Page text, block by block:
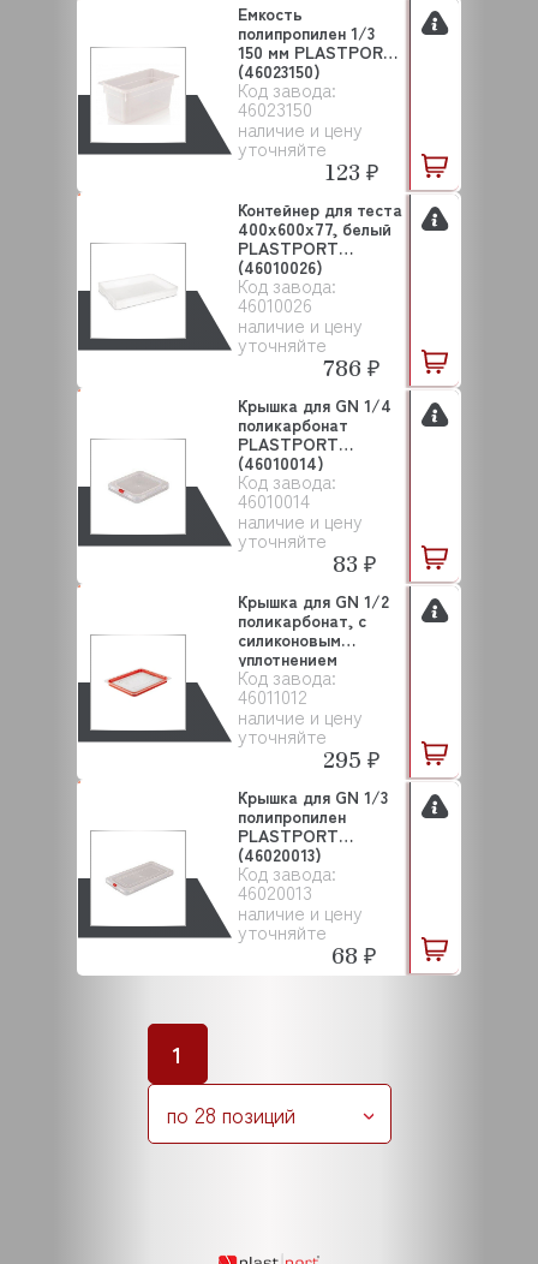
Код завода:
46023150
наличие и цену
уточняйте
Емкость
полипропилен 1/3
150 мм PLASTPORT
(46023150)
123 ₽
Код завода:
46010026
наличие и цену
уточняйте
Контейнер для теста
400х600х77, белый
PLASTPORT
(46010026)
786 ₽
Код завода:
46010014
наличие и цену
уточняйте
Крышка для GN 1/4
поликарбонат
PLASTPORT
(46010014)
83 ₽
Код завода:
46011012
наличие и цену
уточняйте
Крышка для GN 1/2
поликарбонат, с
силиконовым
уплотнением
PLASTPO...
295 ₽
Код завода:
46020013
наличие и цену
уточняйте
Крышка для GN 1/3
полипропилен
PLASTPORT
(46020013)
68 ₽
1
по 28 позиций